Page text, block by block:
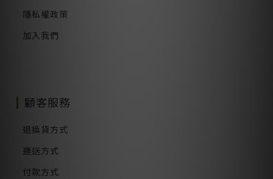
隱私權政策
加入我們
顧客服務
退換貨方式
運送方式
付款方式